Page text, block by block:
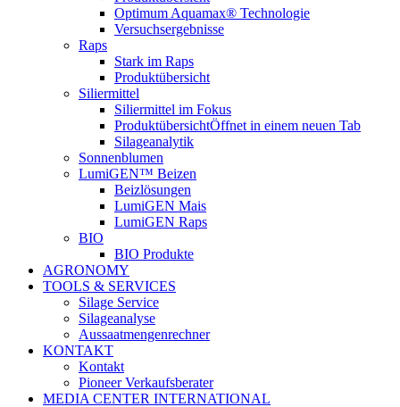
Optimum Aquamax® Technologie
Versuchsergebnisse
Raps
Stark im Raps
Produktübersicht
Siliermittel
Siliermittel im Fokus
ProduktübersichtÖffnet in einem neuen Tab
Silageanalytik
Sonnenblumen
LumiGEN™ Beizen
Beizlösungen
LumiGEN Mais
LumiGEN Raps
BIO
BIO Produkte
AGRONOMY
TOOLS & SERVICES
Silage Service
Silageanalyse
Aussaatmengenrechner
KONTAKT
Kontakt
Pioneer Verkaufsberater
MEDIA CENTER INTERNATIONAL